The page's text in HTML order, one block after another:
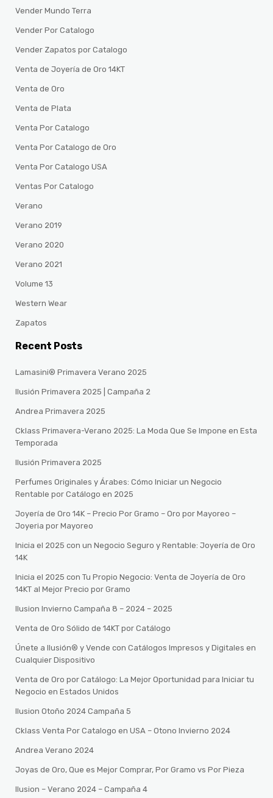
Vender Mundo Terra
Vender Por Catalogo
Vender Zapatos por Catalogo
Venta de Joyería de Oro 14KT
Venta de Oro
Venta de Plata
Venta Por Catalogo
Venta Por Catalogo de Oro
Venta Por Catalogo USA
Ventas Por Catalogo
Verano
Verano 2019
Verano 2020
Verano 2021
Volume 13
Western Wear
Zapatos
Recent Posts
Lamasini® Primavera Verano 2025
Ilusión Primavera 2025 | Campaña 2
Andrea Primavera 2025
Cklass Primavera-Verano 2025: La Moda Que Se Impone en Esta
Temporada
Ilusión Primavera 2025
Perfumes Originales y Árabes: Cómo Iniciar un Negocio
Rentable por Catálogo en 2025
Joyería de Oro 14K – Precio Por Gramo – Oro por Mayoreo –
Joyeria por Mayoreo
Inicia el 2025 con un Negocio Seguro y Rentable: Joyería de Oro
14K
Inicia el 2025 con Tu Propio Negocio: Venta de Joyería de Oro
14KT al Mejor Precio por Gramo
Ilusion Invierno Campaña 8 – 2024 – 2025
Venta de Oro Sólido de 14KT por Catálogo
Únete a Ilusión® y Vende con Catálogos Impresos y Digitales en
Cualquier Dispositivo
Venta de Oro por Catálogo: La Mejor Oportunidad para Iniciar tu
Negocio en Estados Unidos
Ilusion Otoño 2024 Campaña 5
Cklass Venta Por Catalogo en USA – Otono Invierno 2024
Andrea Verano 2024
Joyas de Oro, Que es Mejor Comprar, Por Gramo vs Por Pieza
Ilusion – Verano 2024 – Campaña 4